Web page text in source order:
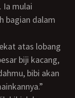
Ia mulai
bagian dalam
biji kacang,
bibi akan